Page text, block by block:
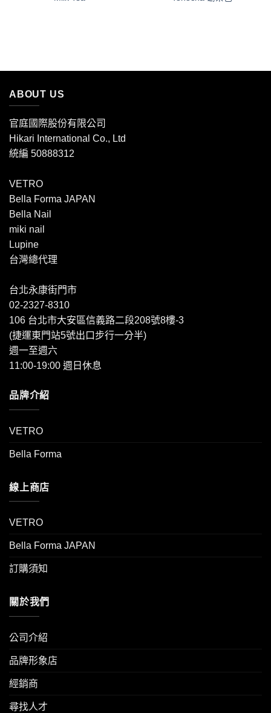
ABOUT US
官庭國際股份有限公司
Hikari International Co., Ltd
統編 50888312
VETRO
Bella Forma JAPAN
Bella Nail
miki nail
Lupine
台灣總代理
台北永康街門市
02-2327-8310
106 台北市大安區信義路二段208號8樓-3
(捷運東門站5號出口步行一分半)
週一至週六
11:00-19:00 週日休息
品牌介紹
VETRO
Bella Forma
線上商店
VETRO
Bella Forma JAPAN
訂購須知
關於我們
公司介紹
品牌形象店
經銷商
尋找人才